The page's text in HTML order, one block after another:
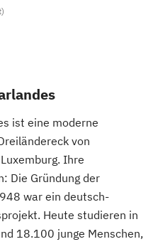
ist eine moderne
von
Ihre
Die Gründung der
war ein deutsch-
Heute studieren in
18.100 junge Menschen,